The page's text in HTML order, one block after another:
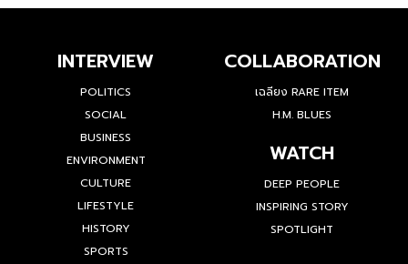
INTERVIEW
POLITICS
SOCIAL
BUSINESS
ENVIRONMENT
CULTURE
LIFESTYLE
HISTORY
SPORTS
COLLABORATION
เฉลียง RARE ITEM
H.M. BLUES
WATCH
DEEP PEOPLE
INSPIRING STORY
SPOTLIGHT